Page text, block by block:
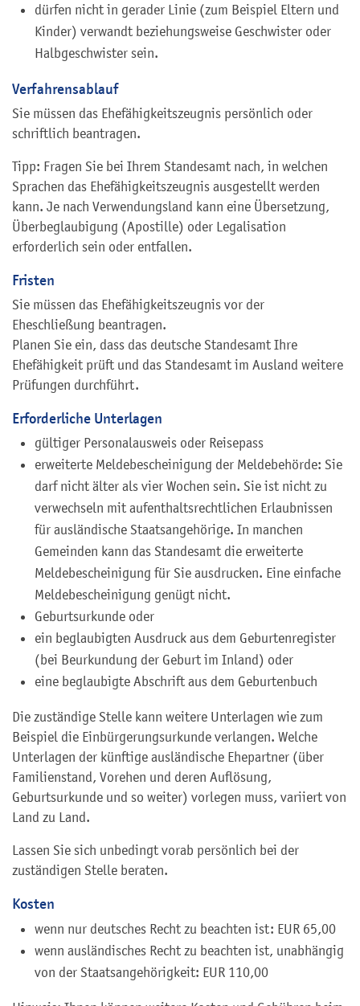
dürfen nicht in gerader Linie (zum Beispiel Eltern und
Kinder) verwandt beziehungsweise Geschwister oder
Halbgeschwister sein.
Verfahrensablauf
Sie müssen das Ehefähigkeitszeugnis persönlich oder
schriftlich beantragen.
Tipp: Fragen Sie bei Ihrem Standesamt nach, in welchen
Sprachen das Ehefähigkeitszeugnis ausgestellt werden
kann. Je nach Verwendungsland kann eine Übersetzung,
Überbeglaubigung (Apostille) oder Legalisation
erforderlich sein oder entfallen.
Fristen
Sie müssen das Ehefähigkeitszeugnis vor der
Eheschließung beantragen.
Planen Sie ein, dass das deutsche Standesamt Ihre
Ehefähigkeit prüft und das Standesamt im Ausland weitere
Prüfungen durchführt.
Erforderliche Unterlagen
gültiger Personalausweis oder Reisepass
erweiterte Meldebescheinigung der Meldebehörde: Sie
darf nicht älter als vier Wochen sein. Sie ist nicht zu
verwechseln mit aufenthaltsrechtlichen Erlaubnissen
für ausländische Staatsangehörige. In manchen
Gemeinden kann das Standesamt die erweiterte
Meldebescheinigung für Sie ausdrucken. Eine einfache
Meldebescheinigung genügt nicht.
Geburtsurkunde oder
ein beglaubigten Ausdruck aus dem Geburtenregister
(bei Beurkundung der Geburt im Inland) oder
eine beglaubigte Abschrift aus dem Geburtenbuch
Die zuständige Stelle kann weitere Unterlagen wie zum
Beispiel die Einbürgerungsurkunde verlangen. Welche
Unterlagen der künftige ausländische Ehepartner (über
Familienstand, Vorehen und deren Auflösung,
Geburtsurkunde und so weiter) vorlegen muss, variiert von
Land zu Land.
Lassen Sie sich unbedingt vorab persönlich bei der
zuständigen Stelle beraten.
Kosten
wenn nur deutsches Recht zu beachten ist: EUR 65,00
wenn ausländisches Recht zu beachten ist, unabhängig
von der Staatsangehörigkeit: EUR 110,00